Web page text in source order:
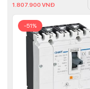
1.807.900 VNĐ
-51%